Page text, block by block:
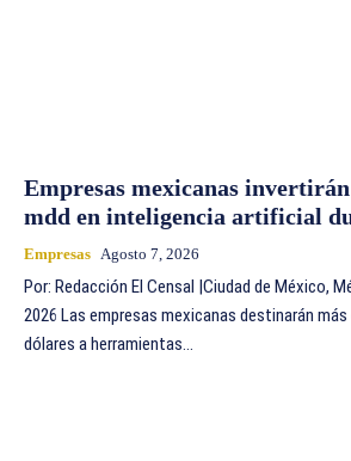
Empresas mexicanas invertirán
mdd en inteligencia artificial
Empresas Agosto 7, 2026
Por: Redacción El Censal |Ciudad de México,
2026 Las empresas mexicanas destinarán
dólares a herramientas...